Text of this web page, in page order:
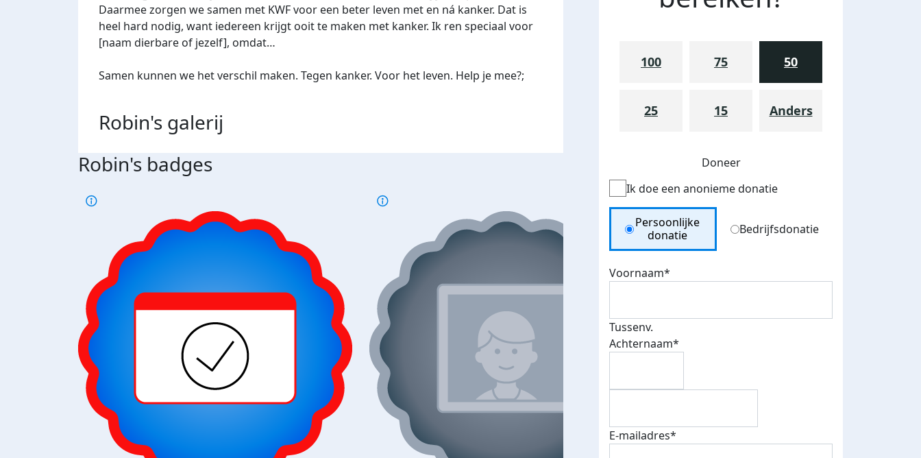
Daarmee zorgen we samen met KWF voor een beter leven met en ná kanker. Dat is
heel hard nodig, want iedereen krijgt ooit te maken met kanker. Ik ren speciaal voor
[naam dierbare of jezelf], omdat…
Samen kunnen we het verschil maken. Tegen kanker. Voor het leven. Help je mee?;
Robin's galerij
Robin's badges
100 75 50
25 15 Anders
Doneer
Ik doe een anonieme donatie
Donation Type
Persoonlijke
donatie
Bedrijfsdonatie
Voornaam*
Tussenv.
Achternaam*
E-mailadres*